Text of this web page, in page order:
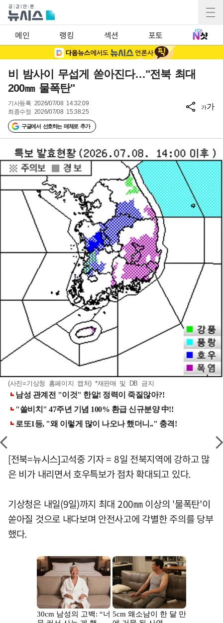
메인 랭킹 섹션 포토
비 밤사이 무섭게 쏟아진다…"전북 최대
200㎜ 물폭탄"
기사등록 2026/07/08 14:32:09
최종수정 2026/07/08 15:38:25
구글에서 선호하는 매체로 추가
가가
(사진=기상청 홈페이지 캡처) *재판매 및 DB 금지
[전북=뉴시스]고석중 기자 = 8일 전북지역에 강하고 많
은 비가 내리면서 호우특보가 점차 확대되고 있다.
기상청은 내일(9일)까지 최대 200㎜ 이상의 '물폭탄'이
쏟아질 것으로 내다보며 안전사고에 각별한 주의를 당부
했다.